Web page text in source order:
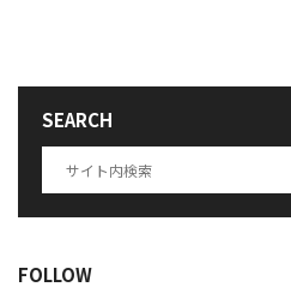
SEARCH
FOLLOW